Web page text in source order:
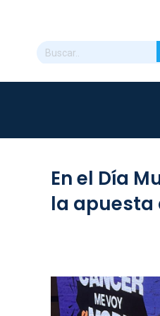
En el Día
la apuesta